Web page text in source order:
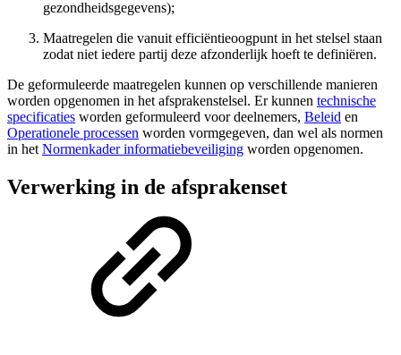
gezondheidsgegevens);
Maatregelen die vanuit efficiëntieoogpunt in het stelsel staan
zodat niet iedere partij deze afzonderlijk hoeft te definiëren.
De geformuleerde maatregelen kunnen op verschillende manieren
worden opgenomen in het afsprakenstelsel. Er kunnen technische
specificaties worden geformuleerd voor deelnemers, Beleid en
Operationele processen worden vormgegeven, dan wel als normen
in het Normenkader informatiebeveiliging worden opgenomen.
Verwerking in de afsprakenset